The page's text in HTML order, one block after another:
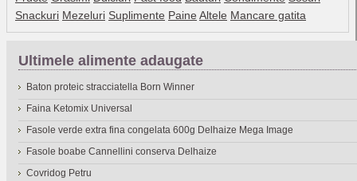
Snackuri Mezeluri Suplimente Paine Altele Mancare gatita
Ultimele alimente adaugate
Baton proteic stracciatella Born Winner
Faina Ketomix Universal
Fasole verde extra fina congelata 600g Delhaize Mega Image
Fasole boabe Cannellini conserva Delhaize
Covridog Petru